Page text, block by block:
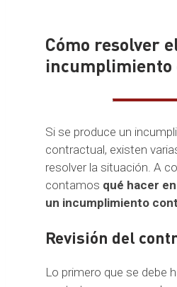
Cómo resolver
Si se produce un
contractual, existen
resolver la situación. A
contamos qué hacer
un incumplimiento
Revisión del
Lo primero que se debe